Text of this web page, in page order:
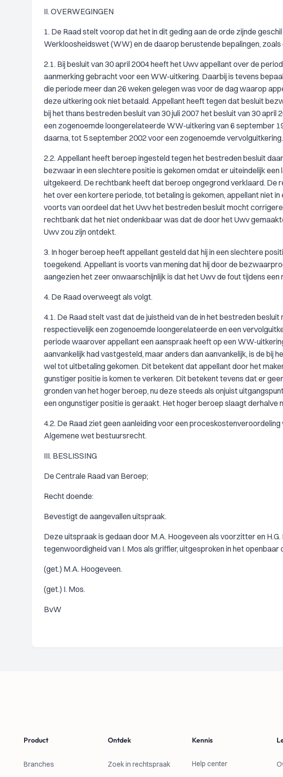
II. OVERWEGINGEN
1. De Raad stelt voorop dat het in dit geding aan de orde zijnde
Werkloosheidswet (WW) en de daarop berustende bepalingen, zoals
2.1. Bij besluit van 30 april 2004 heeft het Uwv appellant over de
aanmerking gebracht voor een WW-uitkering. Daarbij is tevens
die periode meer dan 26 weken gelegen was voor de dag waarop
deze uitkering ook niet betaald. Appellant heeft tegen dat besluit
bij het thans bestreden besluit van 30 juli 2007 het besluit van 30
een zogenoemde loongerelateerde WW-uitkering van 6 september
daarna, tot 5 september 2002 voor een zogenoemde
2.2. Appellant heeft beroep ingesteld tegen het bestreden besluit
bezwaar in een slechtere positie is gekomen omdat er uiteindelijk
uitgekeerd. De rechtbank heeft dat beroep ongegrond verklaard. De
het over een kortere periode, tot betaling is gekomen, appellant niet
voorts van oordeel dat het Uwv het bestreden besluit mocht
rechtbank dat het niet ondenkbaar was dat de door het Uwv
Uwv zou zijn ontdekt.
3. In hoger beroep heeft appellant gesteld dat hij in een slechtere
toegekend. Appellant is voorts van mening dat hij door de
aangezien het zeer onwaarschijnlijk is dat het Uwv de fout tijdens
4. De Raad overweegt als volgt.
4.1. De Raad stelt vast dat de juistheid van de in het bestreden
respectievelijk een zogenoemde loongerelateerde en een
periode waarover appellant een aanspraak heeft op een WW-
aanvankelijk had vastgesteld, maar anders dan aanvankelijk, is de
wel tot uitbetaling gekomen. Dit betekent dat appellant door het
gunstiger positie is komen te verkeren. Dit betekent tevens dat er
gronden van het hoger beroep, nu deze steeds als onjuist
een ongunstiger positie is geraakt. Het hoger beroep slaagt derhalve
4.2. De Raad ziet geen aanleiding voor een proceskostenveroordeling
Algemene wet bestuursrecht.
III. BESLISSING
De Centrale Raad van Beroep;
Recht doende:
Bevestigt de aangevallen uitspraak.
Deze uitspraak is gedaan door M.A. Hoogeveen als voorzitter en
tegenwoordigheid van I. Mos als griffier, uitgesproken in het openbaar
(get.) M.A. Hoogeveen.
(get.) I. Mos.
BvW
Product
Branches
Ontdek
Zoek in rechtspraak
Kennis
Help center